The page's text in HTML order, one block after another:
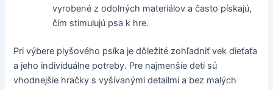
vyrobené z odolných materiálov a často pískajú,
čím stimulujú psa k hre.
Pri výbere plyšového psíka je dôležité zohľadniť vek dieťaťa
a jeho individuálne potreby. Pre najmenšie deti sú
vhodnejšie hračky s vyšívanými detailmi a bez malých